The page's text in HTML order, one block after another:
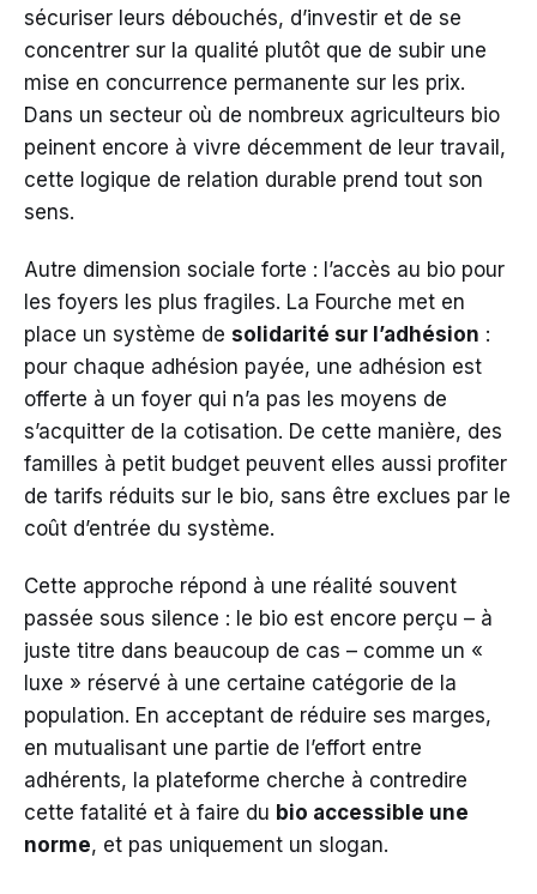
sécuriser leurs débouchés, d’investir et de se
concentrer sur la qualité plutôt que de subir une
mise en concurrence permanente sur les prix.
Dans un secteur où de nombreux agriculteurs bio
peinent encore à vivre décemment de leur travail,
cette logique de relation durable prend tout son
sens.
Autre dimension sociale forte : l’accès au bio pour
les foyers les plus fragiles. La Fourche met en
place un système de solidarité sur l’adhésion :
pour chaque adhésion payée, une adhésion est
offerte à un foyer qui n’a pas les moyens de
s’acquitter de la cotisation. De cette manière, des
familles à petit budget peuvent elles aussi profiter
de tarifs réduits sur le bio, sans être exclues par le
coût d’entrée du système.
Cette approche répond à une réalité souvent
passée sous silence : le bio est encore perçu – à
juste titre dans beaucoup de cas – comme un «
luxe » réservé à une certaine catégorie de la
population. En acceptant de réduire ses marges,
en mutualisant une partie de l’effort entre
adhérents, la plateforme cherche à contredire
cette fatalité et à faire du bio accessible une
norme, et pas uniquement un slogan.